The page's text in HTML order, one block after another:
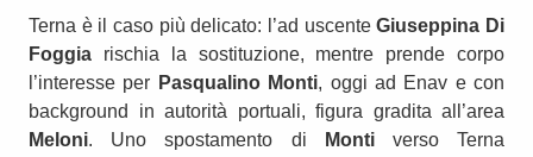
Terna è il caso più delicato: l’ad uscenteGiuseppina Di
Foggia rischia la sostituzione, mentre prende corpo
l’interesse per Pasqualino Monti, oggi ad Enav e con
background in autorità portuali, figura gradita all’area
Meloni. Uno spostamento di Monti verso Terna